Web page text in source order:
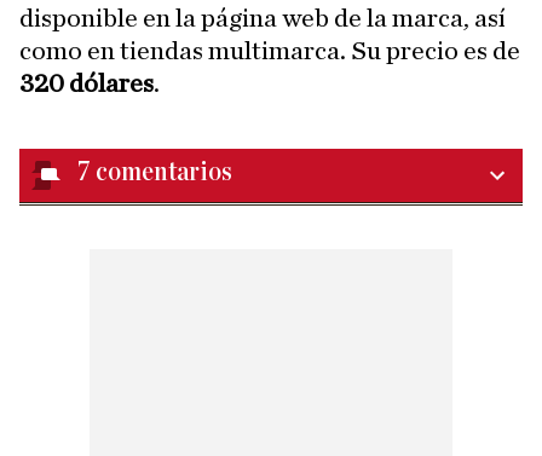
disponible en la página web de la marca, así
como en tiendas multimarca. Su precio es de
320 dólares.
7 comentarios